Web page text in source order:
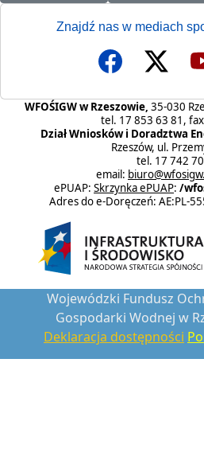
Znajdź nas w mediach
WFOŚIGW w Rzeszowie, 35-030
tel. 17 853 63 81,
Dział Wniosków i Doradztwa
Rzeszów, ul.
tel. 17 742
email:
ePUAP: Skrzynka ePUAP: /
Adres do e-Doręczeń: AE:PL-
Wojewódzki Fundusz
Gospodarki Wodnej w
Deklaracja dostępności